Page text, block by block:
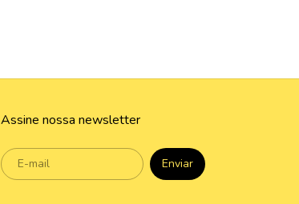
Assine nossa newsletter